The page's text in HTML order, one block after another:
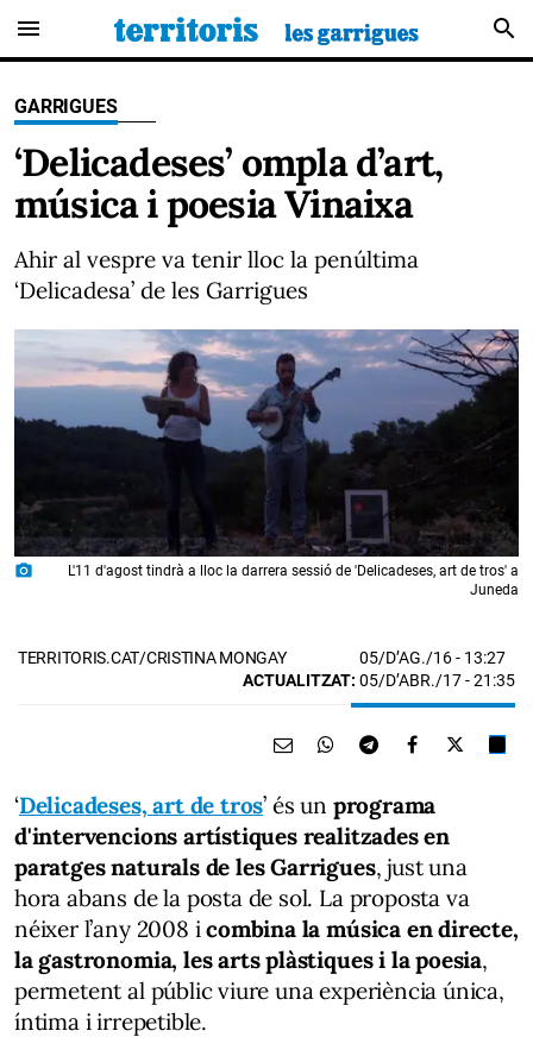
menu search
GARRIGUES
‘Delicadeses’ ompla d’art,
música i poesia Vinaixa
Ahir al vespre va tenir lloc la penúltima
‘Delicadesa’ de les Garrigues
photo_camera
L'11 d'agost tindrà a lloc la darrera sessió de 'Delicadeses, art de tros' a
Juneda
TERRITORIS.CAT/CRISTINA MONGAY 05/D’AG./16- 13:27
ACTUALITZAT: 05/D’ABR./17 - 21:35
‘Delicadeses, art de tros’ és un programa
d'intervencions artístiques realitzades en
paratges naturals de les Garrigues, just una
hora abans de la posta de sol. La proposta va
néixer l’any 2008 icombina la música en directe,
la gastronomia, les arts plàstiques i la poesia,
permetent al públic viure una experiència única,
íntima i irrepetible.